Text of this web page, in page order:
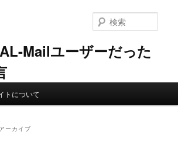
Mailユーザーだった
索
トについて
ーカイブ